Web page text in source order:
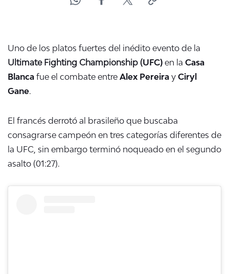
Uno de los platos fuertes del inédito evento de la
Ultimate Fighting Championship (UFC) en la Casa
Blanca fue el combate entre Alex Pereira y Ciryl
Gane.
El francés derrotó al brasileño que buscaba
consagrarse campeón en tres categorías diferentes de
la UFC, sin embargo terminó noqueado en el segundo
asalto (01:27).